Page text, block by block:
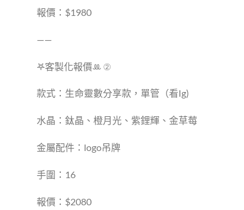
報價：$1980
——
𖤐客製化報價‪ꔛ ②
款式：生命靈數分享款，單管（看Ig)
水晶：鈦晶、橙月光、紫鋰輝、金草莓
金屬配件：logo吊牌
手圍：16
報價：$2080